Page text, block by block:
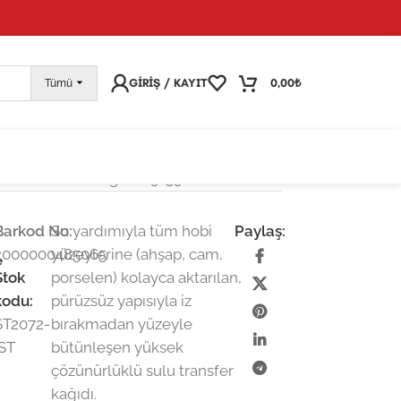
vermeye devam edebilirsiniz; tüm kargolarınız
Tümü GIRIŞ / KAYIT 0,00₺
No:
Su yardımıyla tüm hobi
yüzeylerine (ahşap, cam,
porselen) kolayca aktarılan,
pürüzsüz yapısıyla iz
bırakmadan yüzeyle
bütünleşen yüksek
çözünürlüklü sulu transfer
kağıdı.
Paylaş: